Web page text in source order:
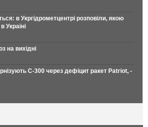
в Укргідрометцентрі розповіли, якою
Україні
на вихідні
С-300 через дефіцит ракет Patriot, -